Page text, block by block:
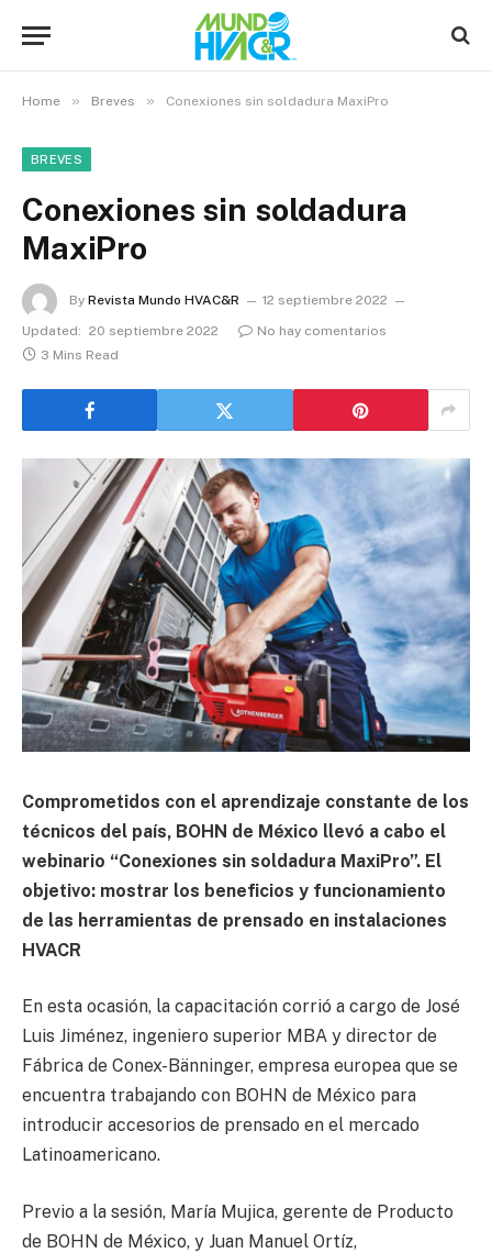
Home » Breves » Conexiones sin soldadura MaxiPro
BREVES
Conexiones sin soldadura
MaxiPro
By Revista Mundo HVAC&R
12 septiembre 2022
Updated: 20 septiembre 2022
No hay comentarios
3 Mins Read
Comprometidos con el aprendizaje constante de los
técnicos del país, BOHN de México llevó a cabo el
webinario “Conexiones sin soldadura MaxiPro”. El
objetivo: mostrar los beneficios y funcionamiento
de las herramientas de prensado en instalaciones
HVACR
En esta ocasión, la capacitación corrió a cargo de José
Luis Jiménez, ingeniero superior MBA y director de
Fábrica de Conex-Bänninger, empresa europea que se
encuentra trabajando con BOHN de México para
introducir accesorios de prensado en el mercado
Latinoamericano.
Previo a la sesión, María Mujica, gerente de Producto
de BOHN de México, y Juan Manuel Ortíz,